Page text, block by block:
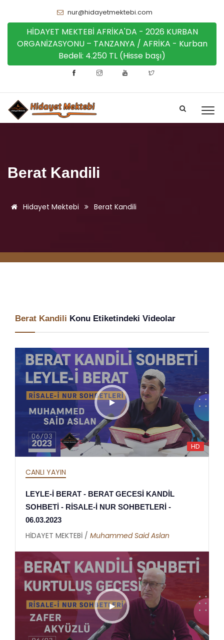
nur@hidayetmektebi.com
HİDAYET MEKTEBİ AFRİKA'DA - 2026 KURBAN
ORGANİZASYONU – TANZANYA / AFRİKA - Kurban
Bedeli: 4.250 TL (Hisse başı)
Berat Kandili
Hidayet Mektebi Berat Kandili
Berat Kandili Konu Etiketindeki Videolar
HD
CANLI YAYIN
LEYLE-İ BERAT - BERAT GECESİ KANDİL
SOHBETİ - RİSALE-İ NUR SOHBETLERİ -
06.03.2023
HİDAYET MEKTEBİ / Muhammed Said Aslan